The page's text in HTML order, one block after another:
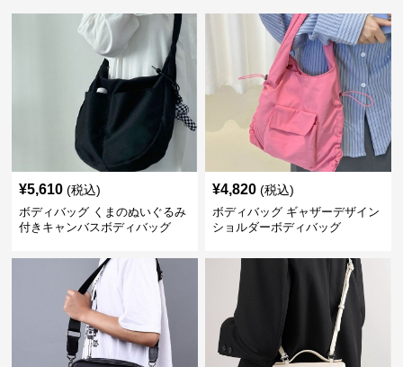
¥5,610 (税込)
ボディバッグ くまのぬいぐるみ
付きキャンバスボディバッグ
¥4,820 (税込)
ボディバッグ ギャザーデザイン
ショルダーボディバッグ